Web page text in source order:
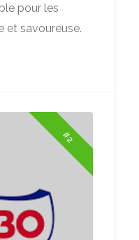
pour les
et savoureuse.
#2